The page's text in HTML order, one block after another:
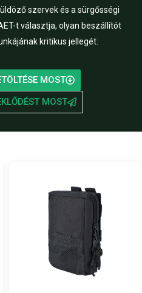
szervek és a sürgősségi
t választja, olyan beszállítót
kritikus jellegét.
MOST
MOST